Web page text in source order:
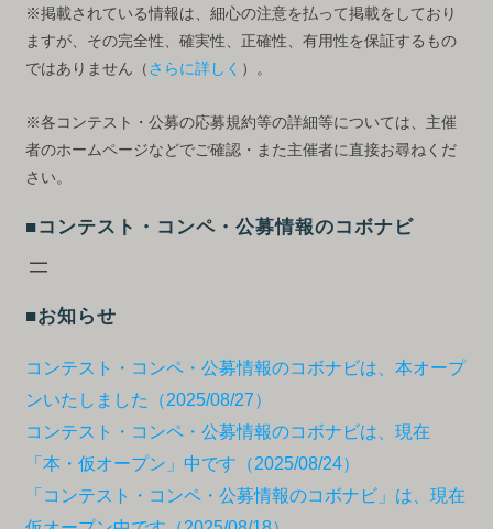
※掲載されている情報は、細心の注意を払って掲載をしており
ますが、その完全性、確実性、正確性、有用性を保証するもの
ではありません（ さらに詳しく ）。
※各コンテスト・公募の応募規約等の詳細等については、主催
者のホームページなどでご確認・また主催者に直接お尋ねくだ
さい。
■コンテスト・コンペ・公募情報のコボナビ
■お知らせ
コンテスト・コンペ・公募情報のコボナビは、本オープ
ンいたしました（2025/08/27）
コンテスト・コンペ・公募情報のコボナビは、現在
「本・仮オープン」中です（2025/08/24）
「コンテスト・コンペ・公募情報のコボナビ」は、現在